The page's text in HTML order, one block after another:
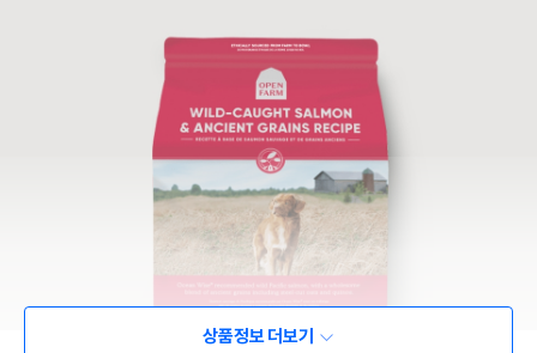
상품정보 더보기